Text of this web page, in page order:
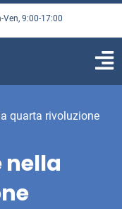
Ven, 9:00-17:00
quarta rivoluzione
nella